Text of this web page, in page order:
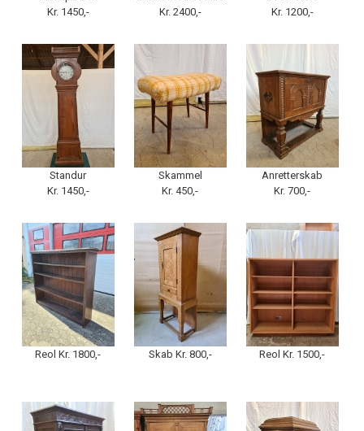
Kr. 1450,-
Kr. 2400,-
Kr. 1200,-
Standur
Kr. 1450,-
Skammel
Kr. 450,-
Anretterskab
Kr. 700,-
Reol Kr. 1800,- Skab Kr. 800,- Reol Kr. 1500,-